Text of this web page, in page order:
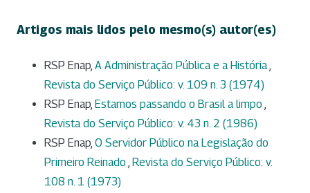
Artigos mais lidos pelo mesmo(s) autor(es)
RSP Enap, A Administração Pública e a História
Revista do Serviço Público: v. 109 n. 3 (1974)
RSP Enap, Estamos passando o Brasil a limpo
Revista do Serviço Público: v. 43 n. 2 (1986)
RSP Enap, O Servidor Público na Legislação do
Primeiro Reinado Revista do Serviço Público: v.
108 n. 1 (1973)